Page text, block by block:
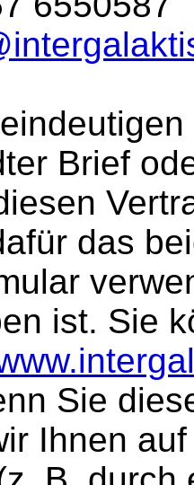
Brief
das
ist. Sie
Sie
Ihnen